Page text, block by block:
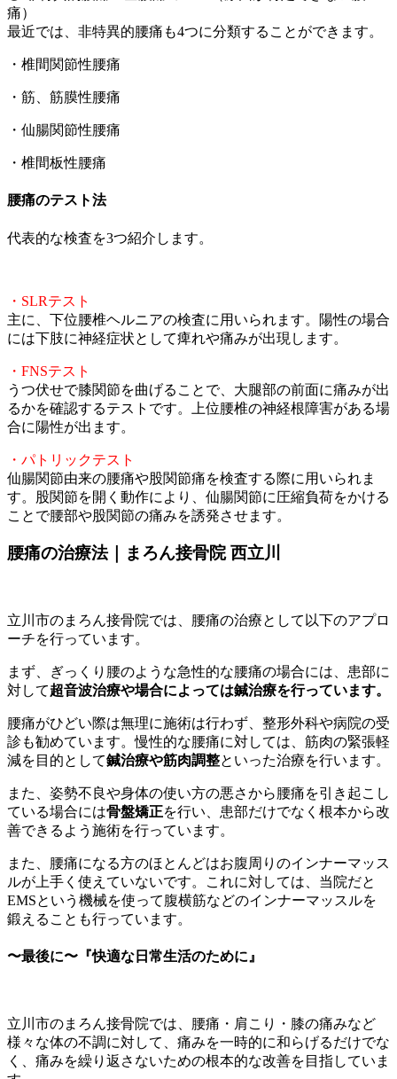
痛）
最近では、非特異的腰痛も4つに分類することができます。
・椎間関節性腰痛
・筋、筋膜性腰痛
・仙腸関節性腰痛
・椎間板性腰痛
腰痛のテスト法
代表的な検査を3つ紹介します。
・SLRテスト
主に、下位腰椎ヘルニアの検査に用いられます。陽性の場合
には下肢に神経症状として痺れや痛みが出現します。
・FNSテスト
うつ伏せで膝関節を曲げることで、大腿部の前面に痛みが出
るかを確認するテストです。上位腰椎の神経根障害がある場
合に陽性が出ます。
・パトリックテスト
仙腸関節由来の腰痛や股関節痛を検査する際に用いられま
す。股関節を開く動作により、仙腸関節に圧縮負荷をかける
ことで腰部や股関節の痛みを誘発させます。
腰痛の治療法｜まろん接骨院 西立川
立川市のまろん接骨院では、腰痛の治療として以下のアプロ
ーチを行っています。
まず、ぎっくり腰のような急性的な腰痛の場合には、患部に
対して超音波治療や場合によっては鍼治療を行っています。
腰痛がひどい際は無理に施術は行わず、整形外科や病院の受
診も勧めています。慢性的な腰痛に対しては、筋肉の緊張軽
減を目的として鍼治療や筋肉調整といった治療を行います。
また、姿勢不良や身体の使い方の悪さから腰痛を引き起こし
ている場合には骨盤矯正を行い、患部だけでなく根本から改
善できるよう施術を行っています。
また、腰痛になる方のほとんどはお腹周りのインナーマッス
ルが上手く使えていないです。これに対しては、当院だと
EMSという機械を使って腹横筋などのインナーマッスルを
鍛えることも行っています。
〜最後に〜『快適な日常生活のために』
立川市のまろん接骨院では、腰痛・肩こり・膝の痛みなど
様々な体の不調に対して、痛みを一時的に和らげるだけでな
く、痛みを繰り返さないための根本的な改善を目指していま